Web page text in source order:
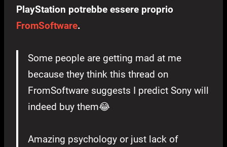
PlayStation potrebbe essere proprio
FromSoftware.
Some people are getting mad at me
because they think this thread on
FromSoftware suggests I predict Sony will
indeed buy them😂
Amazing psychology or just lack of